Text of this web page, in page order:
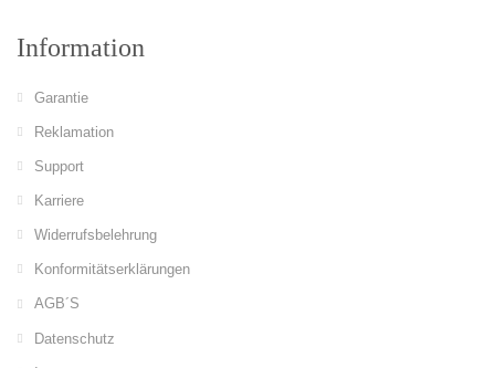
Information
Garantie
Reklamation
Support
Karriere
Widerrufsbelehrung
Konformitätserklärungen
AGB´S
Datenschutz